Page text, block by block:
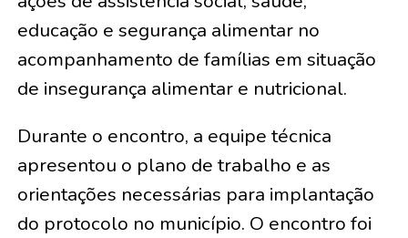
educação e segurança alimentar no
acompanhamento de famílias em situação
de insegurança alimentar e nutricional.
Durante o encontro, a equipe técnica
apresentou o plano de trabalho e as
orientações necessárias para implantação
do protocolo no município. O encontro foi